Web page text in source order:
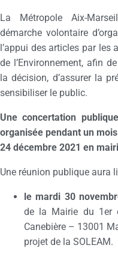
La Métropole Aix-
démarche volontaire
l’appui des articles par les
de l’Environnement, afin
la décision, d’assurer la
sensibiliser le public.
Une concertation
organisée pendant un
24 décembre 2021 en
Une réunion publique aura
le mardi 30
de la Mairie du 1er
Canebière – 13001
projet de la SOLEAM.